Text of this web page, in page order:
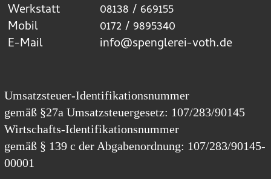
Werkstatt
08138 / 669155
Mobil
0172 / 9895340
E-Mail
info@spenglerei-voth.de
Umsatzsteuer-Identifikationsnummer
gemäß §27a Umsatzsteuergesetz: 107/283/90145
Wirtschafts-Identifikationsnummer
gemäß § 139 c der Abgabenordnung: 107/283/90145-
00001